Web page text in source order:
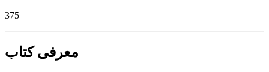
375
معرفی کتاب